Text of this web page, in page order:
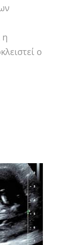
η
ο